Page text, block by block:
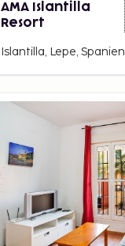
AMA Islantilla
Resort
Islantilla, Lepe, Spanien